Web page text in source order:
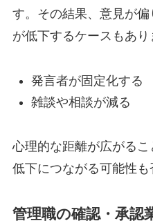
す。その結果、意見が
が低下するケースもあり
発言者が固定化する
雑談や相談が減る
心理的な距離が広がる
低下につながる可能性も
管理職の確認・承認